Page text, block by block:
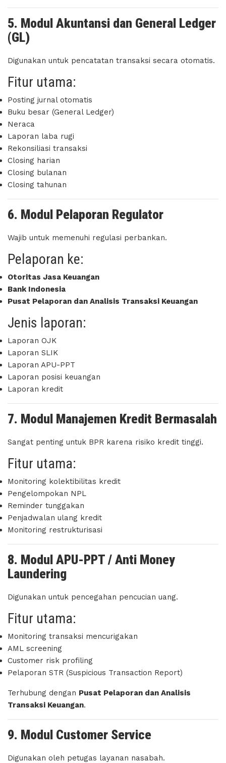
5. Modul Akuntansi dan General Ledger
(GL)
Digunakan untuk pencatatan transaksi secara otomatis.
Fitur utama:
Posting jurnal otomatis
Buku besar (General Ledger)
Neraca
Laporan laba rugi
Rekonsiliasi transaksi
Closing harian
Closing bulanan
Closing tahunan
6. Modul Pelaporan Regulator
Wajib untuk memenuhi regulasi perbankan.
Pelaporan ke:
Otoritas Jasa Keuangan
Bank Indonesia
Pusat Pelaporan dan Analisis Transaksi Keuangan
Jenis laporan:
Laporan OJK
Laporan SLIK
Laporan APU-PPT
Laporan posisi keuangan
Laporan kredit
7. Modul Manajemen Kredit Bermasalah
Sangat penting untuk BPR karena risiko kredit tinggi.
Fitur utama:
Monitoring kolektibilitas kredit
Pengelompokan NPL
Reminder tunggakan
Penjadwalan ulang kredit
Monitoring restrukturisasi
8. Modul APU-PPT / Anti Money
Laundering
Digunakan untuk pencegahan pencucian uang.
Fitur utama:
Monitoring transaksi mencurigakan
AML screening
Customer risk profiling
Pelaporan STR (Suspicious Transaction Report)
Terhubung dengan Pusat Pelaporan dan Analisis
Transaksi Keuangan.
9. Modul Customer Service
Digunakan oleh petugas layanan nasabah.